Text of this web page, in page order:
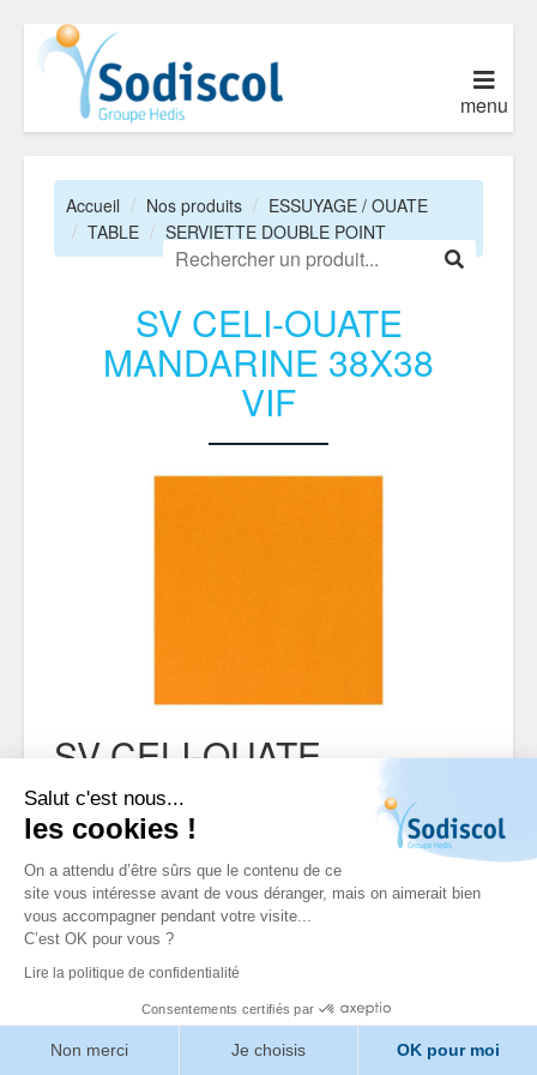
Salut c'est nous...
les cookies !
On a attendu d’être sûrs que le contenu de ce
site vous intéresse avant de vous déranger, mais on aimerait bien
vous accompagner pendant votre visite...
C’est OK pour vous ?
Lire la politique de confidentialité
Consentements certifiés par
Non merci Je choisis OK pour moi
menu
Accueil Nos produits
ESSUYAGE / OUATE
TABLE
SERVIETTE DOUBLE POINT
SV CELI-OUATE
MANDARINE 38X38
VIF
SV CELI-OUATE
MANDARINE 38X38 VIF
Référence: 027352
Aucune description n'est disponible pour ce
produit
DOCUMENTS
FICHE SÉCURITÉ